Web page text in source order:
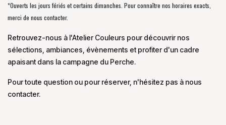
*Ouverts les jours fériés et certains dimanches. Pour connaître nos horaires exacts,
merci de nous contacter.
Retrouvez-nous à l'Atelier Couleurs pour découvrir nos
sélections, ambiances, évènements et profiter d'un cadre
apaisant dans la campagne du Perche.
Pour toute question ou pour réserver, n'hésitez pas à nous
contacter.